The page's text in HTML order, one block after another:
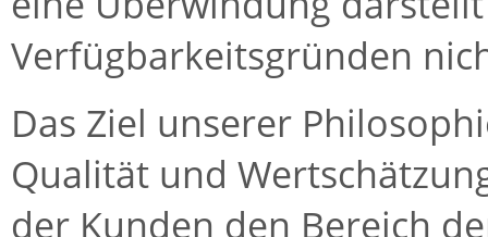
Verfügbarkeitsgründen
Das Ziel unserer
Qualität und
der Kunden den Bereich